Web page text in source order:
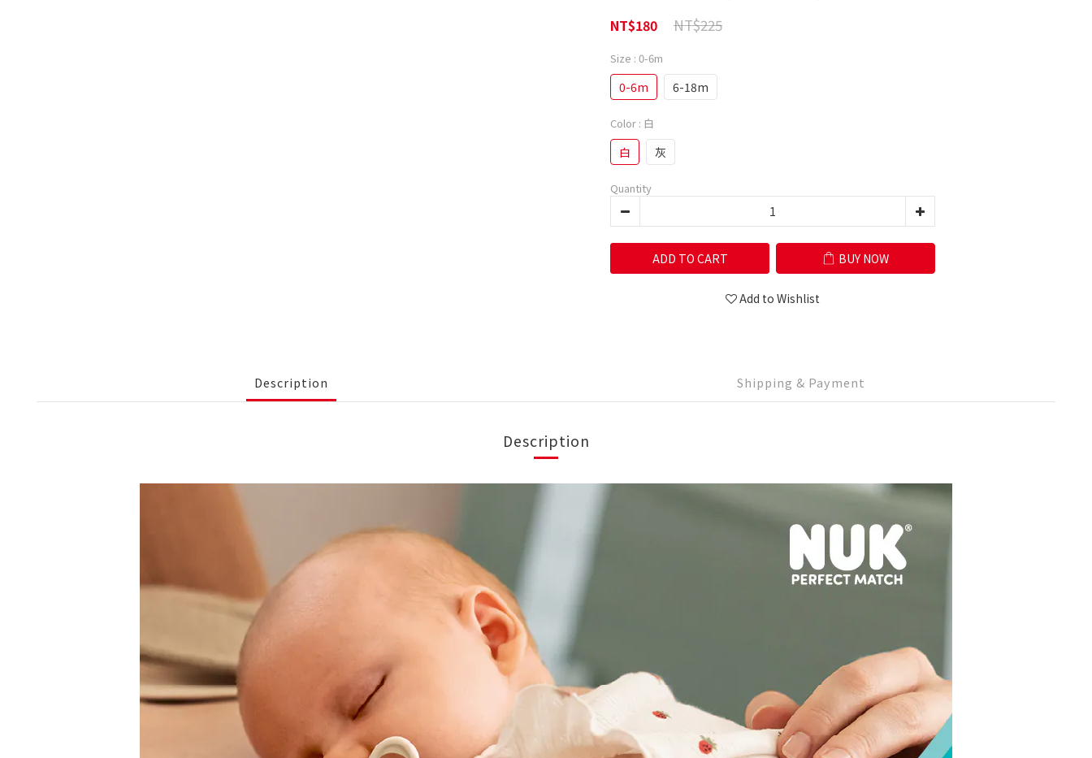
NT$180 NT$225
Size : 0-6m
0-6m 6-18m
Color : 白
白 灰
Quantity
ADD TO CART BUY NOW
Add to Wishlist
Description Shipping & Payment
Description